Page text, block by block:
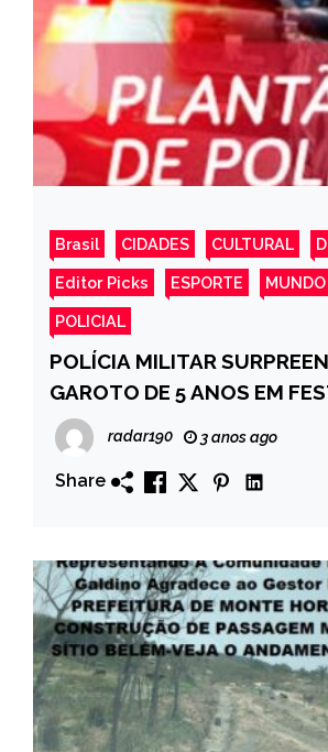
Brasil CIDADES CULTURAL
Editor Picks ESPORTE MUNDO
POLICIAL
POLÍCIA MILITAR
GAROTO DE 5 ANOS EM
ANIVERSÁRIO, EM CATOLÉ
radar190 3 anos ago
Share